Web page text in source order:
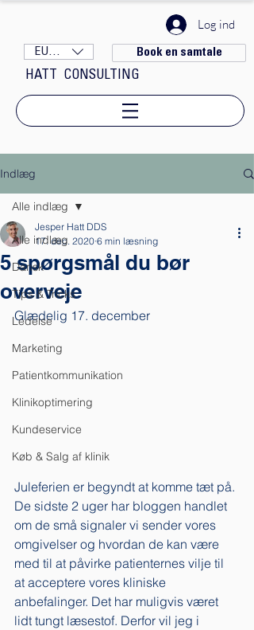
EUR (€)
Log ind
Book en samtale
HATT CONSULTING
Indlæg
Alle indlæg
Dansk
Tips & Tricks
Ledelse
Marketing
Patientkommunikation
Klinikoptimering
Kundeservice
Køb & Salg af klinik
Alle indlæg
5 spørgsmål du bør
overveje
Jesper Hatt DDS
17. dec. 2020 6 min læsning
Glædelig 17. december
Juleferien er begyndt at komme tæt på.
De sidste 2 uger har bloggen handlet
om de små signaler vi sender vores
omgivelser og hvordan de kan være
med til at påvirke patienternes vilje til
at acceptere vores kliniske
anbefalinger. Det har muligvis været
lidt tungt læsestof. Derfor vil jeg i